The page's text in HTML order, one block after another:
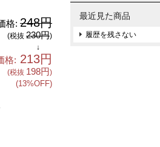
格: 248円
(税抜 230円)
↓
格: 213円
(税抜 198円)
(13%OFF)
最近見た商品
履歴を残さない